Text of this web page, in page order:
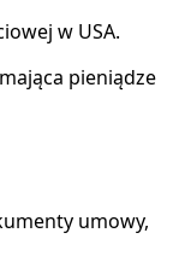
w USA.
pieniądze
umowy,